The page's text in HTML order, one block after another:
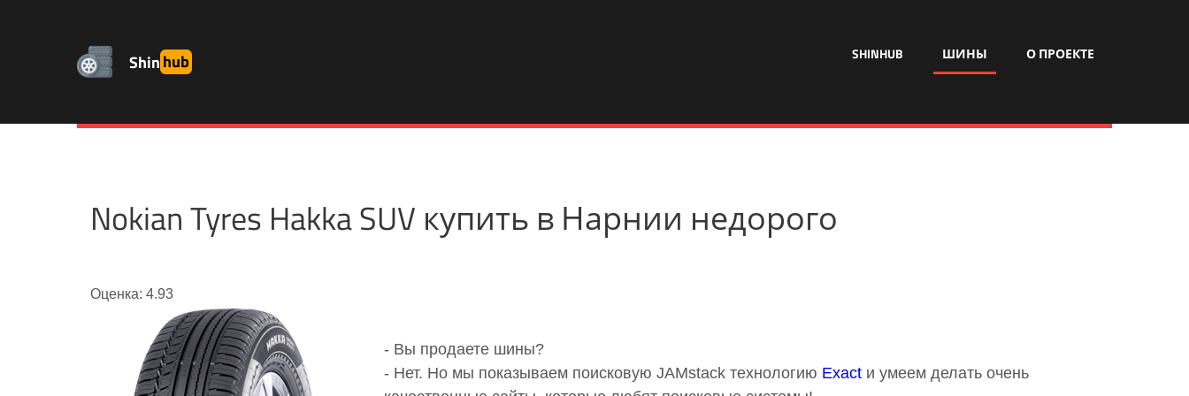
Shinhub SHINHUB ШИНЫ О ПРОЕКТЕ
Nokian Tyres Hakka SUV купить в Нарнии недорого
Оценка: 4.93
- Вы продаете шины?
- Нет. Но мы показываем поисковую JAMstack технологию Exact и умеем делать очень